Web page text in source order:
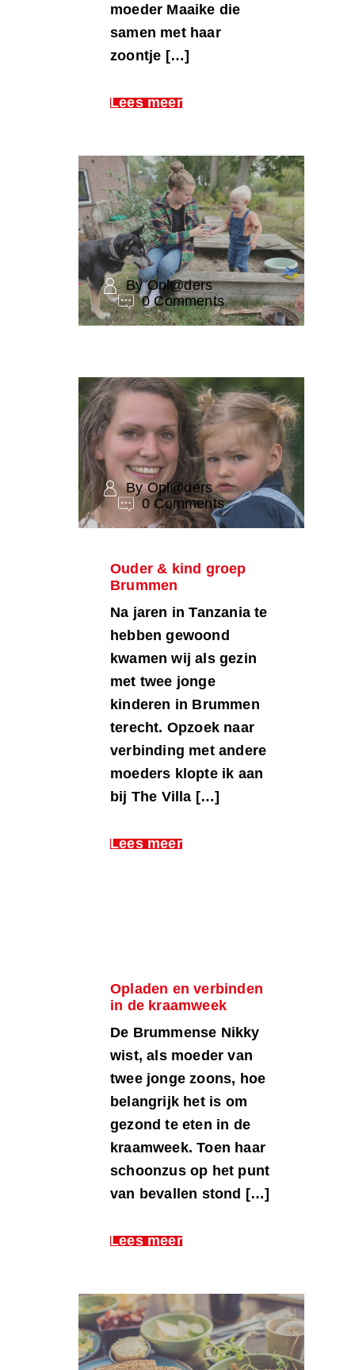
moeder Maaike die
samen met haar
zoontje […]
Lees meer
By Opl@ders
0 Comments
By Opl@ders
0 Comments
Ouder & kind groep
Brummen
Na jaren in Tanzania te
hebben gewoond
kwamen wij als gezin
met twee jonge
kinderen in Brummen
terecht. Opzoek naar
verbinding met andere
moeders klopte ik aan
bij The Villa […]
Lees meer
Opladen en verbinden
in de kraamweek
De Brummense Nikky
wist, als moeder van
twee jonge zoons, hoe
belangrijk het is om
gezond te eten in de
kraamweek. Toen haar
schoonzus op het punt
van bevallen stond […]
Lees meer